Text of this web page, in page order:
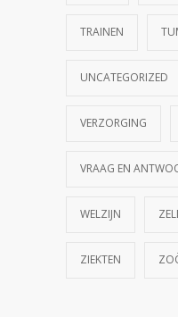
TRAINEN
UNCATEGORIZED
VERZORGING
VRAAG EN
WELZIJN
ZIEKTEN